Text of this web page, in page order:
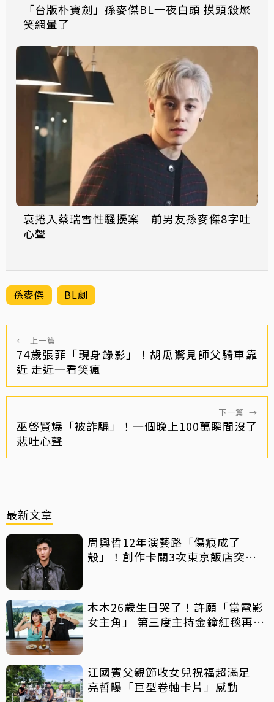
「台版朴寶劍」孫麥傑BL一夜白頭 摸頭殺燦
笑網暈了
衰捲入蔡瑞雪性騷擾案 前男友孫麥傑8字吐
心聲
孫麥傑 BL劇
← 上一篇
74歲張菲「現身錄影」！胡瓜驚見師父騎車靠
近 走近一看笑瘋
下一篇 →
巫啓賢爆「被詐騙」！一個晚上100萬瞬間沒了
悲吐心聲
最新文章
周興哲12年演藝路「傷痕成了
殼」！創作卡關3次東京飯店突找
木木26歲生日哭了！許願「當電影
女主角」 第三度主持金鐘紅毯再喊
江國賓父親節收女兒祝福超滿足
亮哲曝「巨型卷軸卡片」感動